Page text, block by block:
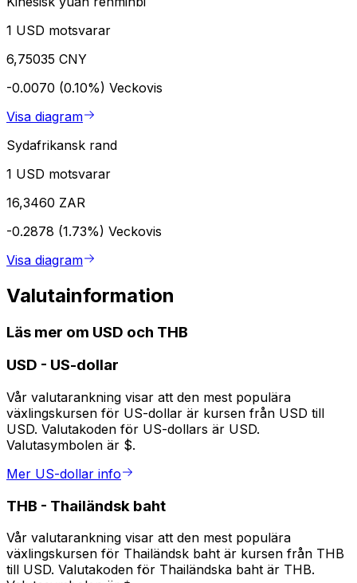
1 USD motsvarar
6,75035 CNY
-0.0070 (0.10%) Veckovis
Visa diagram
Sydafrikansk rand
1 USD motsvarar
16,3460 ZAR
-0.2878 (1.73%) Veckovis
Visa diagram
Valutainformation
Läs mer om USD och THB
USD - US-dollar
Vår valutarankning visar att den mest populära
växlingskursen för US-dollar är kursen från USD till
USD. Valutakoden för US-dollars är USD.
Valutasymbolen är $.
Mer US-dollar info
THB - Thailändsk baht
Vår valutarankning visar att den mest populära
växlingskursen för Thailändsk baht är kursen från THB
till USD. Valutakoden för Thailändska baht är THB.